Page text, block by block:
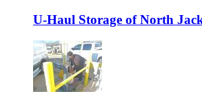
U-Haul Storage of North